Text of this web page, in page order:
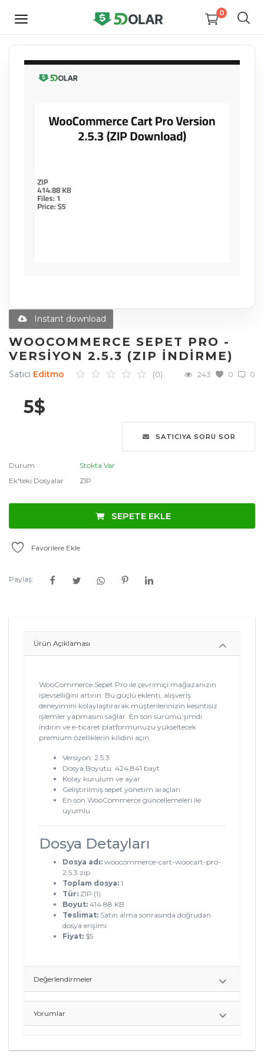
0
HEMEN
SATIŞ
Yazılım
Dijital Kitaplar
Favoriler
İletişim
Üye Ol
English Türkçe العربية
Deutsch
Instant download
WOOCOMMERCE SEPET PRO -
VERSIYON 2.5.3 (ZIP İNDIRME)
Satıcı Editmo 0
(0) 0
243
5$
SATICIYA SORU SOR
Durum
Stokta Var
Ek'teki Dosyalar
ZIP
SEPETE EKLE
Favorilere Ekle
Paylaş:
Ürün Açıklaması
WooCommerce Sepet Pro ile çevrimiçi mağazanızın
işlevselliğini artırın. Bu güçlü eklenti, alışveriş
deneyimini kolaylaştırarak müşterilerinizin kesintisiz
işlemler yapmasını sağlar. En son sürümü şimdi
indirin ve e-ticaret platformunuzu yükseltecek
premium özelliklerin kilidini açın.
Versiyon: 2.5.3
Dosya Boyutu: 424,841 bayt
Kolay kurulum ve ayar
Geliştirilmiş sepet yönetim araçları
En son WooCommerce güncellemeleri ile
uyumlu
Dosya Detayları
Dosya adı: woocommerce-cart-woocart-pro-
2.5.3.zip
Toplam dosya: 1
Tür: ZIP (1)
Boyut: 414.88 KB
Teslimat: Satın alma sonrasında doğrudan
dosya erişimi
Fiyat: $5
Değerlendirmeler
Yorumlar